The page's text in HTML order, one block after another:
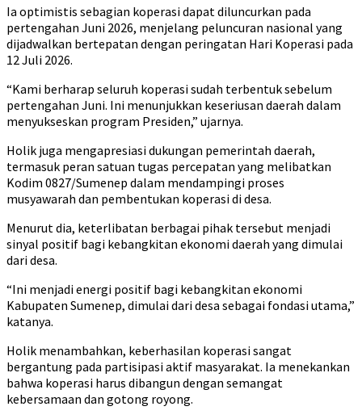
Ia optimistis sebagian koperasi dapat diluncurkan pada
pertengahan Juni 2026, menjelang peluncuran nasional yang
dijadwalkan bertepatan dengan peringatan Hari Koperasi pada
12 Juli 2026.
“Kami berharap seluruh koperasi sudah terbentuk sebelum
pertengahan Juni. Ini menunjukkan keseriusan daerah dalam
menyukseskan program Presiden,” ujarnya.
Holik juga mengapresiasi dukungan pemerintah daerah,
termasuk peran satuan tugas percepatan yang melibatkan
Kodim 0827/Sumenep dalam mendampingi proses
musyawarah dan pembentukan koperasi di desa.
Menurut dia, keterlibatan berbagai pihak tersebut menjadi
sinyal positif bagi kebangkitan ekonomi daerah yang dimulai
dari desa.
“Ini menjadi energi positif bagi kebangkitan ekonomi
Kabupaten Sumenep, dimulai dari desa sebagai fondasi utama,”
katanya.
Holik menambahkan, keberhasilan koperasi sangat
bergantung pada partisipasi aktif masyarakat. Ia menekankan
bahwa koperasi harus dibangun dengan semangat
kebersamaan dan gotong royong.